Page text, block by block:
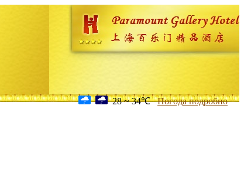
28 ~ 34℃ Погода подробно